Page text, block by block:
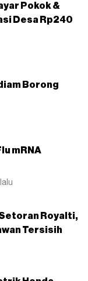
Pokok &
Desa Rp240
Borong
mRNA
Royalti,
Tersisih